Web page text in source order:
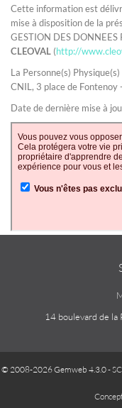
Cette information est
mise à disposition de la
GESTION DES
CLEOVAL (http://
La Personne(s)
CNIL, 3 place de
Date de dernière mise à
14 boulevard de
© 2008-2026 Gemweb 4.3.0-